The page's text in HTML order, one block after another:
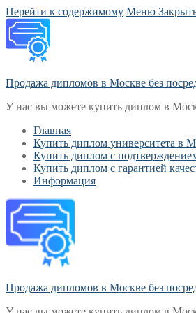
Перейти к содержимому Меню
Продажа дипломов в Москве без
У нас вы можете купить диплом в
Главная
Купить диплом университета в
Купить диплом с
Купить диплом с гарантией
Информация
Продажа дипломов в Москве без